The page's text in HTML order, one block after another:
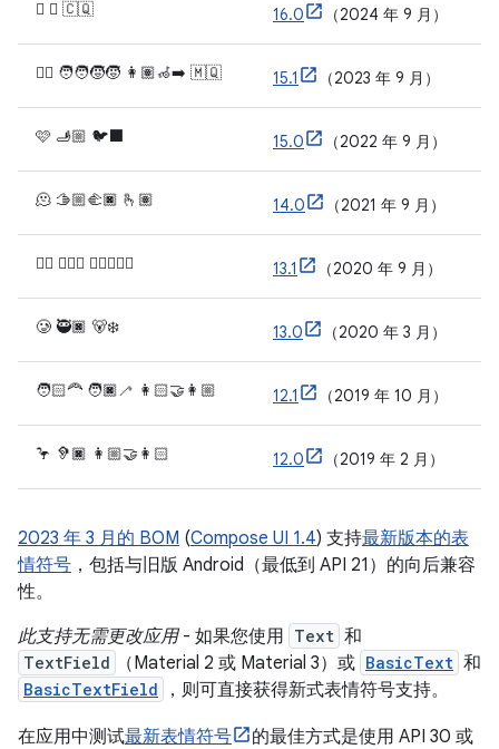
🫩 🪉 🇨🇶 16.0 （2024 年 9 月）
🐦‍🔥 🧑‍🧑‍🧒‍🧒 👩🏽‍🦽‍➡️ 🇲🇶 15.1 （2023 年 9 月）
🩷 🫸🏼 🐦‍⬛ 15.0 （2022 年 9 月）
🫠 🫱🏼‍🫲🏿 🫰🏽 14.0 （2021 年 9 月）
😶‍🌫️ 🧔🏻‍♀️ 🧑🏿‍❤️‍🧑🏾 13.1 （2020 年 9 月）
🥲 🥷🏿 🐻‍❄️ 13.0 （2020 年 3 月）
🧑🏻‍🦰 🧑🏿‍🦯 👩🏻‍🤝‍👩🏼 12.1 （2019 年 10 月）
🦩 🦻🏿 👩🏼‍🤝‍👩🏻 12.0 （2019 年 2 月）
2023 年 3 月的 BOM (Compose UI 1.4) 支持最新版本的表
情符号 ，包括与旧版 Android（最低到 API 21）的向后兼容
性。
此支持无需更改应用- 如果您使用 Text 和
TextField （Material 2 或 Material 3）或 BasicText 和
BasicTextField ，则可直接获得新式表情符号支持。
在应用中测试最新表情符号
的最佳方式是使用 API 30 或